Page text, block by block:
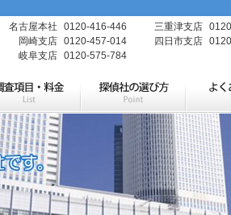
名古屋本社 0120-416-446 三重津支店
岡崎支店 0120-457-014 四日市支店
岐阜支店 0120-575-784